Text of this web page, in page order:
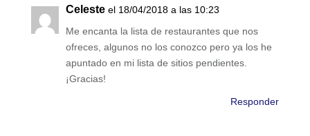
Celeste el 18/04/2018 a las 10:23
Me encanta la lista de restaurantes que nos
ofreces, algunos no los conozco pero ya los he
apuntado en mi lista de sitios pendientes.
¡Gracias!
Responder